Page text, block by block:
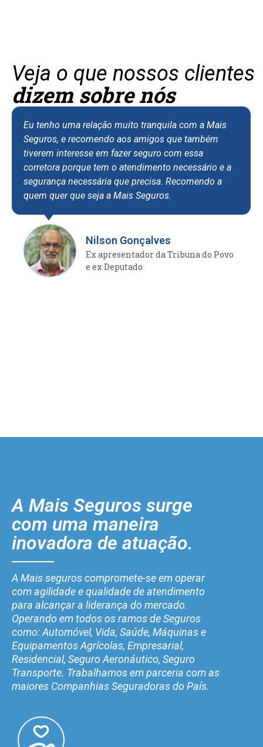
Veja o que nossos clientes
dizem sobre nós
Eu tenho uma relação muito tranquila com a Mais
Seguros, e recomendo aos amigos que também
tiverem interesse em fazer seguro com essa
corretora porque tem o atendimento necessário e a
segurança necessária que precisa. Recomendo a
quem quer que seja a Mais Seguros.
Nilson Gonçalves
Ex apresentador da Tribuna do Povo
e ex Deputado
A Mais Seguros surge
com uma maneira
inovadora de atuação.
A Mais seguros compromete-se em operar
com agilidade e qualidade de atendimento
para alcançar a liderança do mercado.
Operando em todos os ramos de Seguros
como: Automóvel, Vida, Saúde, Máquinas e
Equipamentos Agrícolas, Empresarial,
Residencial, Seguro Aeronáutico, Seguro
Transporte. Trabalhamos em parceria com as
maiores Companhias Seguradoras do País.